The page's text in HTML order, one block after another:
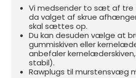
Vi medsender to sæt af tre
da valget af skrue
skal sættes op.
Du kan desuden vælge at
gummiskiven eller
anbefaler
stabil).
Rawplugs til murstensvæg